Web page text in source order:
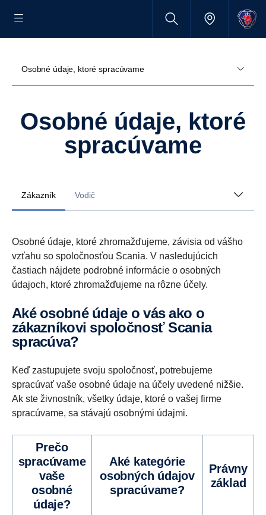
Osobné údaje, ktoré spracúvame
Osobné údaje, ktoré
spracúvame
Zákazník Vodič
Osobné údaje, ktoré zhromažďujeme, závisia od vášho
vzťahu so spoločnosťou Scania. V nasledujúcich
častiach nájdete podrobné informácie o osobných
údajoch, ktoré zhromažďujeme na rôzne účely.
Aké osobné údaje o vás ako o
zákazníkovi spoločnosť Scania
spracúva?
Keď zastupujete svoju spoločnosť, potrebujeme
spracúvať vaše osobné údaje na účely uvedené nižšie.
Ak ste živnostník, všetky údaje, ktoré o vašej firme
spracúvame, sa stávajú osobnými údajmi.
Prečo
spracúvame
vaše
osobné
údaje?
Aké kategórie
osobných údajov
spracúvame?
Právny
základ